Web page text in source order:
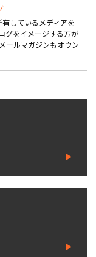
しているメディアを
グをイメージする方が
ールマガジンもオウン